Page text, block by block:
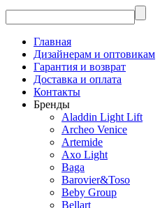
Главная
Дизайнерам и оптовикам
Гарантия и возврат
Доставка и оплата
Контакты
Бренды
Aladdin Light Lift
Archeo Venice
Artemide
Axo Light
Baga
Barovier&Toso
Beby Group
Bellart